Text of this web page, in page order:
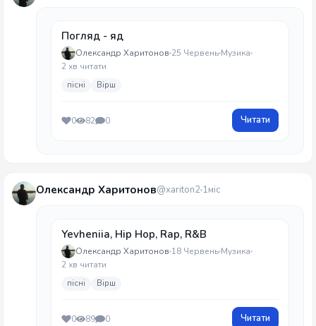
Погляд - яд
Олександр Харитонов 25 Червень Музика
2 хв читати
пісні Вірш
0 82 0 Читати
Олександр Харитонов@xariton2 1міс
Yevheniia, Hip Hop, Rap, R&B
Олександр Харитонов 18 Червень Музика
2 хв читати
пісні Вірш
0 89 0 Читати